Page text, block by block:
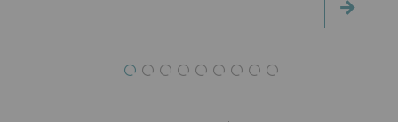
1 2 3 4 5 6 7 8